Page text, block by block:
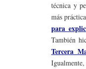
técnica y
más
para
También
Tercera